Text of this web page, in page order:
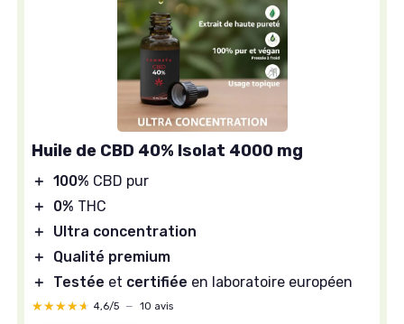
Huile de CBD 40% Isolat 4000 mg
＋ 100% CBD pur
＋
0% THC
＋
Ultra concentration
＋
Qualité premium
＋
Testée et certifiée en laboratoire européen
★★★★★
★★★★★ 4,6/5 — 10 avis